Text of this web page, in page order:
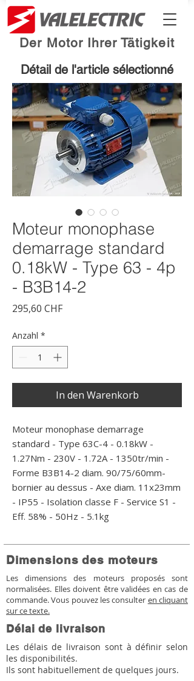
Der Motor Ihrer Tätigkeit
Détail de l'article sélectionné
Moteur monophase
demarrage standard
0.18kW - Type 63 - 4p
- B3B14-2
295,60 CHFPreis
Anzahl *
In den Warenkorb
Moteur monophase demarrage
standard - Type 63C-4 - 0.18kW -
1.27Nm - 230V - 1.72A - 1350tr/min -
Forme B3B14-2 diam. 90/75/60mm-
bornier au dessus - Axe diam. 11x23mm
- IP55 - Isolation classe F - Service S1 -
Eff. 58% - 50Hz - 5.1kg
Dimensions des moteurs
Les dimensions des moteurs proposés sont
normalisées. Elles doivent être validées en cas de
commande. Vous pouvez les consulter en cliquant
sur ce texte.
Délai de livraison
Les délais de livraison sont à définir selon
les disponibilités.
Ils sont habituellement de quelques jours.